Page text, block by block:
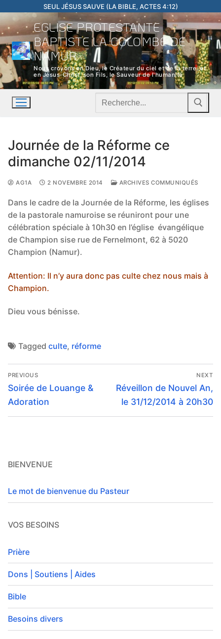
au
contenu
SEUL JÉSUS SAUVE (LA BIBLE, ACTES 4:12)
EGLISE PROTESTANTE
BAPTISTE LA COLOMBE DE
NAMUR
Nous croyons en Dieu, le Créateur du ciel et de la terre; et
en Jésus-Christ, son Fils, le Sauveur de l'humanité
Rechercher
Journée de la Réforme ce
dimanche 02/11/2014
AG1A 2 NOVEMBRE 2014 ARCHIVES COMMUNIQUÉS
Dans le cadre de la Journée de la Réforme, les églises
de la pastorale namuroise se réuniront pour une
célébration spéciale à 10h30 en l’église évangélique
de Champion sise rue de Fernelmont, 62 à 5020
Champion (Namur).
Attention: Il n’y aura donc pas culte chez nous mais à
Champion.
Dieu vous bénisse.
Tagged culte, réforme
Navigation
de
l’article
PREVIOUS
Previous
post:
Soirée de Louange &
Adoration
NEXT
Next
post:
Réveillon de Nouvel An,
le 31/12/2014 à 20h30
BIENVENUE
Le mot de bienvenue du Pasteur
VOS BESOINS
Prière
Dons | Soutiens | Aides
Bible
Besoins divers